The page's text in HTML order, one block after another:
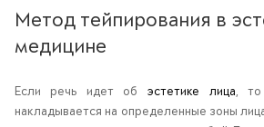
Метод тейпирования в
медицине
Если речь идет об эстетике лица, то
накладывается на определенные зоны